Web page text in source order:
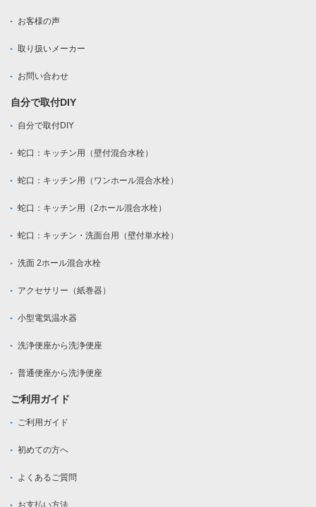
お客様の声
取り扱いメーカー
お問い合わせ
自分で取付DIY
自分で取付DIY
蛇口：キッチン用（壁付混合水栓）
蛇口：キッチン用（ワンホール混合水栓）
蛇口：キッチン用（2ホール混合水栓）
蛇口：キッチン・洗面台用（壁付単水栓）
洗面 2ホール混合水栓
アクセサリー（紙巻器）
小型電気温水器
洗浄便座から洗浄便座
普通便座から洗浄便座
ご利用ガイド
ご利用ガイド
初めての方へ
よくあるご質問